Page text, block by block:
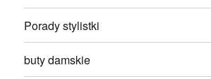
Porady stylistki
buty damskie